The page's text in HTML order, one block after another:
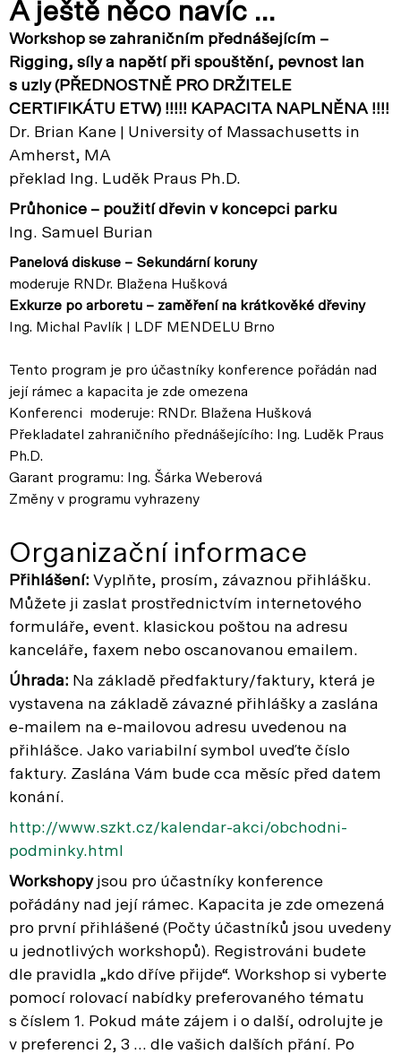
A ještě něco navíc …
Workshop se zahraničním přednášejícím –
Rigging, síly a napětí při spouštění, pevnost lan
s uzly (PŘEDNOSTNĚ PRO DRŽITELE
CERTIFIKÁTU ETW) !!!!! KAPACITA NAPLNĚNA !!!!
Dr. Brian Kane | University of Massachusetts in
Amherst, MA
překlad Ing. Luděk Praus Ph.D.
Průhonice – použití dřevin v koncepci parku
Ing. Samuel Burian
Panelová diskuse – Sekundární koruny
moderuje RNDr. Blažena Hušková
Exkurze po arboretu – zaměření na krátkověké dřeviny
Ing. Michal Pavlík | LDF MENDELU Brno
Tento program je pro účastníky konference pořádán nad
její rámec a kapacita je zde omezena
Konferenci moderuje: RNDr. Blažena Hušková
Překladatel zahraničního přednášejícího: Ing. Luděk Praus
Ph.D.
Garant programu: Ing. Šárka Weberová
Změny v programu vyhrazeny
Organizační informace
Přihlášení: Vyplňte, prosím, závaznou přihlášku.
Můžete ji zaslat prostřednictvím internetového
formuláře, event. klasickou poštou na adresu
kanceláře, faxem nebo oscanovanou emailem.
Úhrada: Na základě předfaktury/faktury, která je
vystavena na základě závazné přihlášky a zaslána
e-mailem na e-mailovou adresu uvedenou na
přihlášce. Jako variabilní symbol uveďte číslo
faktury. Zaslána Vám bude cca měsíc před datem
konání.
http://www.szkt.cz/kalendar-akci/obchodni-
podminky.html
Workshopyjsou pro účastníky konference
pořádány nad její rámec. Kapacita je zde omezená
pro první přihlášené (Počty účastníků jsou uvedeny
u jednotlivých workshopů). Registrováni budete
dle pravidla „kdo dříve přijde“. Workshop si vyberte
pomocí rolovací nabídky preferovaného tématu
s číslem 1. Pokud máte zájem i o další, odrolujte je
v preferenci 2, 3 … dle vašich dalších přání. Po